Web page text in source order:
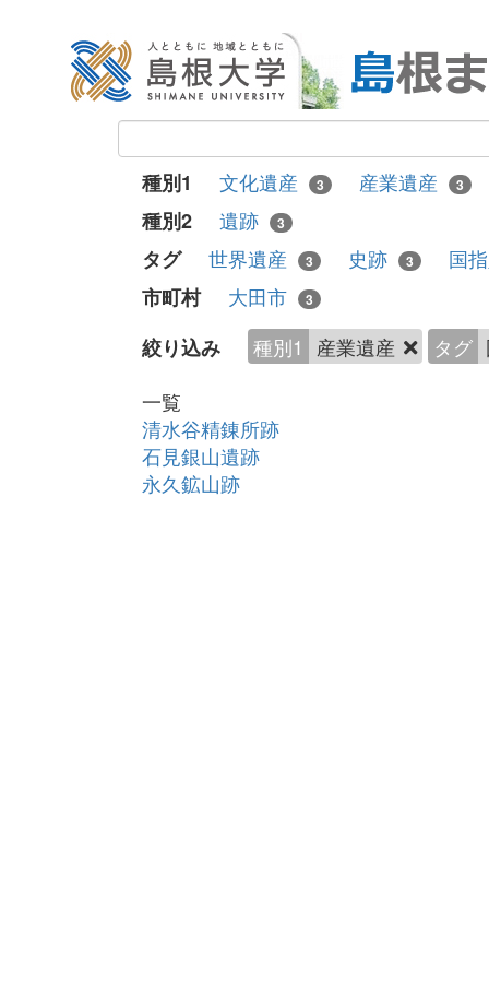
種別1 文化遺産 3 産業遺産 3
種別2 遺跡 3
タグ 世界遺産 3 史跡 3
国
市町村
大田市 3
絞り込み 種別1 産業遺産 タグ
一覧
清水谷精錬所跡
石見銀山遺跡
永久鉱山跡